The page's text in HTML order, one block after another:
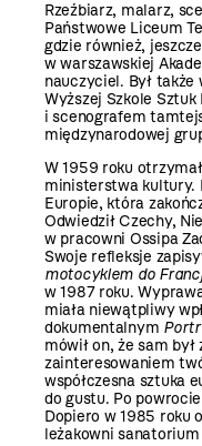
Rzeźbiarz, malarz,
Państwowe Liceum
gdzie również,
w warszawskiej
nauczyciel. Był także
Wyższej Szkole
i scenografem
międzynarodowej
W 1959 roku
ministerstwa kultury.
Europie, która
Odwiedził Czechy,
w pracowni Ossipa
Swoje refleksje
motocyklem do
w 1987 roku.
miała niewątpliwy
dokumentalnym
mówił on, że sam
zainteresowaniem
współczesna sztuka
do gustu. Po
Dopiero w 1985 roku
leżakowni